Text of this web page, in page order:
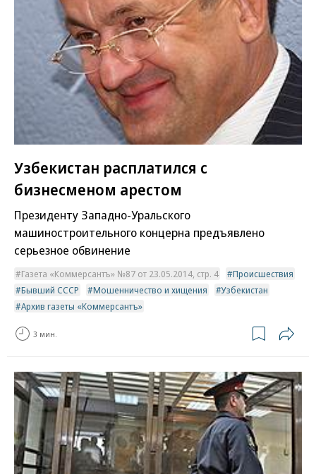
Узбекистан расплатился с
бизнесменом арестом
Президенту Западно-Уральского
машиностроительного концерна предъявлено
серьезное обвинение
Газета «Коммерсантъ» №87 от 23.05.2014, стр. 4
Происшествия
Бывший СССР
Мошенничество и хищения
Узбекистан
Архив газеты «Коммерсантъ»
3 мин.